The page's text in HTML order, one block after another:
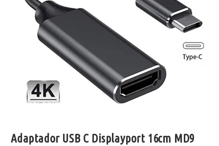
Adaptador USB C Displayport 16cm MD9